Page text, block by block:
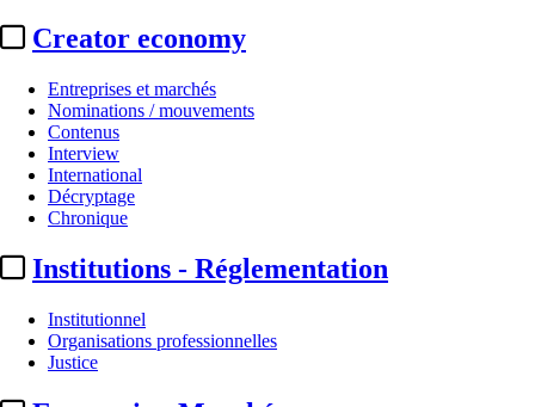
Creator economy
Entreprises et marchés
Nominations / mouvements
Contenus
Interview
International
Décryptage
Chronique
Institutions - Réglementation
Institutionnel
Organisations professionnelles
Justice